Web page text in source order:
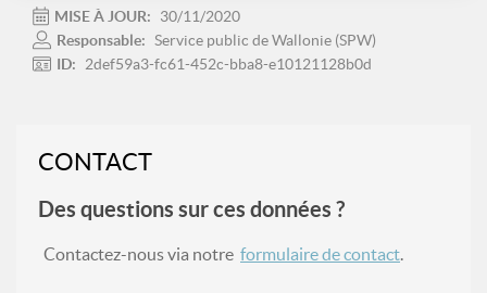
MISE À JOUR:
30/11/2020
Responsable: Service public de Wallonie (SPW)
ID:
2def59a3-fc61-452c-bba8-e10121128b0d
CONTACT
Des questions sur ces données ?
Contactez-nous via notre formulaire de contact.